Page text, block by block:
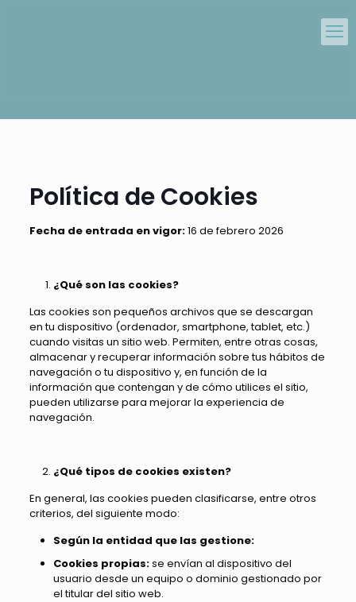
Política de Cookies
Fecha de entrada en vigor:16 de febrero 2026
¿Qué son las cookies?
Las cookies son pequeños archivos que se descargan
en tu dispositivo (ordenador, smartphone, tablet, etc.)
cuando visitas un sitio web. Permiten, entre otras cosas,
almacenar y recuperar información sobre tus hábitos de
navegación o tu dispositivo y, en función de la
información que contengan y de cómo utilices el sitio,
pueden utilizarse para mejorar la experiencia de
navegación.
¿Qué tipos de cookies existen?
En general, las cookies pueden clasificarse, entre otros
criterios, del siguiente modo:
Según la entidad que las gestione:
Cookies propias:se envían al dispositivo del
usuario desde un equipo o dominio gestionado por
el titular del sitio web.